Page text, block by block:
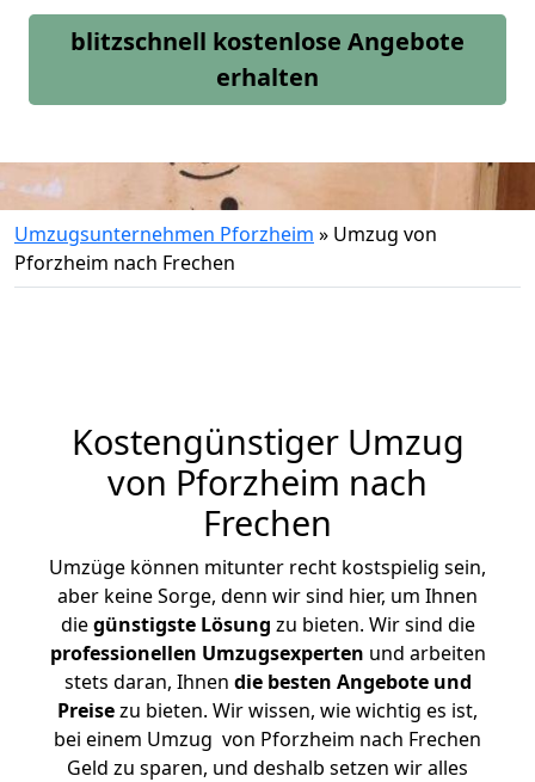
blitzschnell kostenlose Angebote
erhalten
Umzugsunternehmen Pforzheim » Umzug von
Pforzheim nach Frechen
Kostengünstiger Umzug
von Pforzheim nach
Frechen
Umzüge können mitunter recht kostspielig sein,
aber keine Sorge, denn wir sind hier, um Ihnen
diegünstigste Lösung zu bieten. Wir sind die
professionellen Umzugsexperten und arbeiten
stets daran, Ihnen die besten Angebote und
Preisezu bieten. Wir wissen, wie wichtig es ist,
bei einem Umzug von Pforzheim nach Frechen
Geld zu sparen, und deshalb setzen wir alles